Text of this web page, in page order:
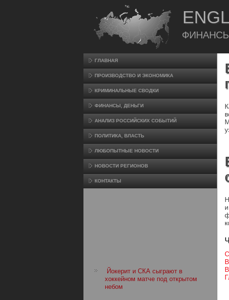
ГЛАВНАЯ
ПРОИЗВΟДСТВО И ЭКОНОМИКА
КРИМИНАЛЬНЫЕ СВОДКИ
ФИНАНСЫ, ДЕНЬГИ
АНАЛИЗ РОССИЙСКИХ СОБЫТИЙ
ПОЛИТИКА, ВЛАСТЬ
ЛЮБОПЫТНЫЕ НОВОСТИ
НОВОСТИ РЕГИОНОВ
КОНТАКТЫ
Йокерит и СКА сыграют в
хоккейном матче под открытом
небом